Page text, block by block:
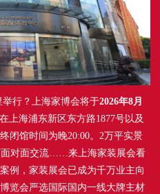
举行？上海家博会将于2026年8月
上海浦东新区东方路1877号以及
闭馆时间为晚20:00。2万平实景
面对面交流……来上海家装展会看
例，家装展会已成为千万业主向
览会严选国际国内一线大牌主材